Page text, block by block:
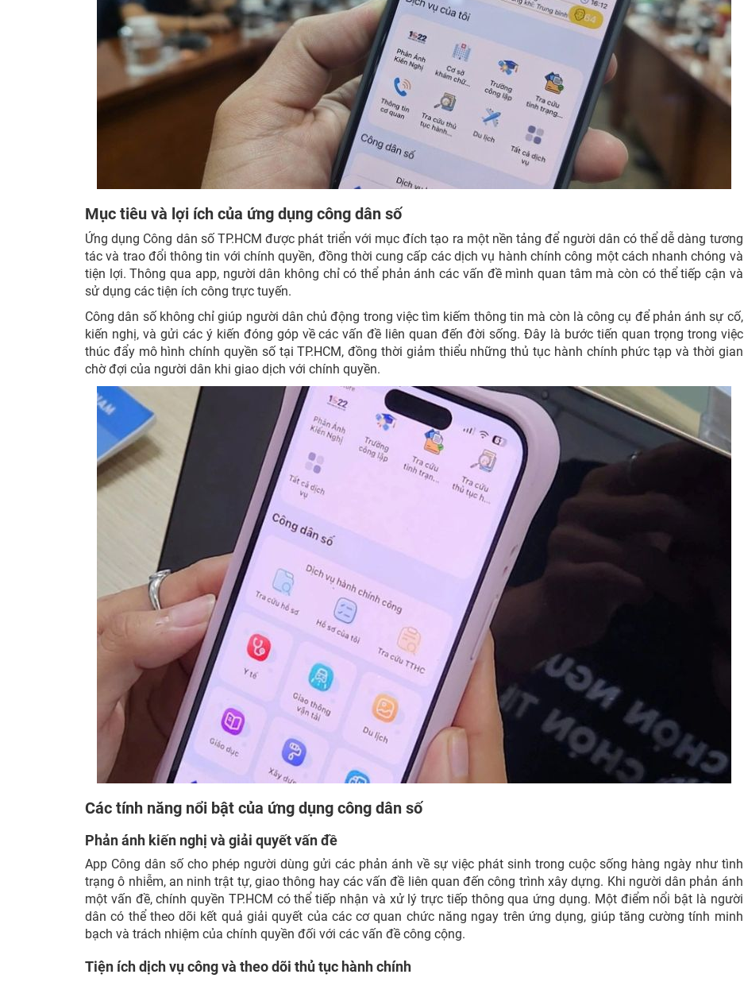
Mục tiêu và lợi ích của ứng dụng công dân số
Ứng dụng Công dân số TP.HCM được phát triển với mục đích tạo ra một nền tảng để người dân có thể dễ dàng tương
tác và trao đổi thông tin với chính quyền, đồng thời cung cấp các dịch vụ hành chính công một cách nhanh chóng và
tiện lợi. Thông qua app, người dân không chỉ có thể phản ánh các vấn đề mình quan tâm mà còn có thể tiếp cận và
sử dụng các tiện ích công trực tuyến.
Công dân số không chỉ giúp người dân chủ động trong việc tìm kiếm thông tin mà còn là công cụ để phản ánh sự cố,
kiến nghị, và gửi các ý kiến đóng góp về các vấn đề liên quan đến đời sống. Đây là bước tiến quan trọng trong việc
thúc đẩy mô hình chính quyền số tại TP.HCM, đồng thời giảm thiểu những thủ tục hành chính phức tạp và thời gian
chờ đợi của người dân khi giao dịch với chính quyền.
Các tính năng nổi bật của ứng dụng công dân số
Phản ánh kiến nghị và giải quyết vấn đề
App Công dân số cho phép người dùng gửi các phản ánh về sự việc phát sinh trong cuộc sống hàng ngày như tình
trạng ô nhiễm, an ninh trật tự, giao thông hay các vấn đề liên quan đến công trình xây dựng. Khi người dân phản ánh
một vấn đề, chính quyền TP.HCM có thể tiếp nhận và xử lý trực tiếp thông qua ứng dụng. Một điểm nổi bật là người
dân có thể theo dõi kết quả giải quyết của các cơ quan chức năng ngay trên ứng dụng, giúp tăng cường tính minh
bạch và trách nhiệm của chính quyền đối với các vấn đề công cộng.
Tiện ích dịch vụ công và theo dõi thủ tục hành chính